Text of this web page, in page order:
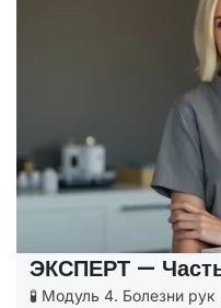
ЭКСПЕРТ —
🧪 Модуль 4. Болезни